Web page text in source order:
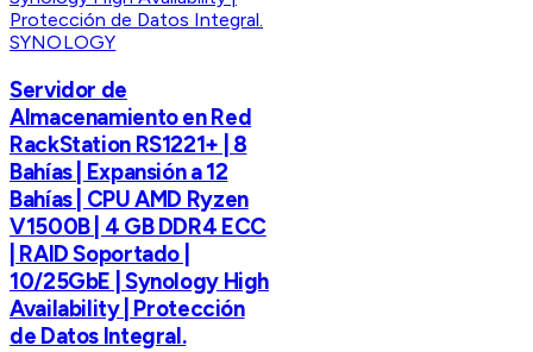
SYNOLOGY
Servidor de
Almacenamiento en Red
RackStation RS1221+ | 8
Bahías | Expansión a 12
Bahías | CPU AMD Ryzen
V1500B | 4 GB DDR4 ECC
| RAID Soportado |
10/25GbE | Synology High
Availability | Protección
de Datos Integral.